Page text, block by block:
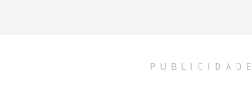
PUBLICIDADE